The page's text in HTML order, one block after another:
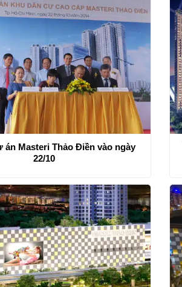
án Masteri Thảo Điền vào ngày
22/10